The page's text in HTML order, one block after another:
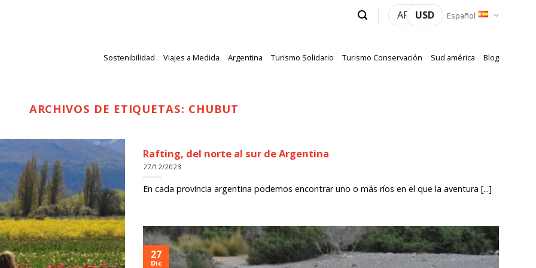
ARS USD Español
Sostenibilidad Viajes a Medida Argentina Turismo Solidario Turismo Conservación Sud américa Blog
ARCHIVOS DE ETIQUETAS: CHUBUT
Rafting, del norte al sur de Argentina
27/12/2023
En cada provincia argentina podemos encontrar uno o más ríos en el que la aventura [...]
27
Dic